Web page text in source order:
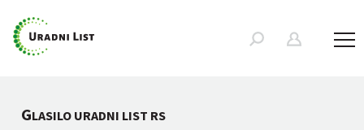
GLASILO URADNI LIST RS